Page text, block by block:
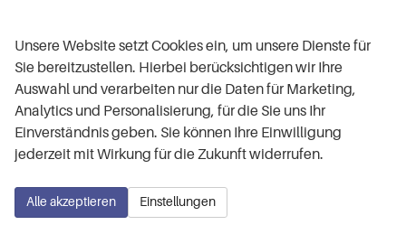
T7 Multivan
Business LÜ 2.0 TSI 7-Gang-DSG
LÜ 2.0 TDI 7-Gang-DSG
(3)
Unsere Website setzt Cookies ein, um unsere Dienste für
Sie bereitzustellen. Hierbei berücksichtigen wir Ihre
Auswahl und verarbeiten nur die Daten für Marketing,
Analytics und Personalisierung, für die Sie uns Ihr
Einverständnis geben. Sie können Ihre Einwilligung
jederzeit mit Wirkung für die Zukunft widerrufen.
Alle akzeptieren Einstellungen